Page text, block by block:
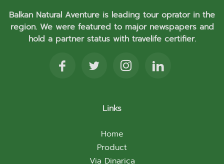
Balkan Natural Aventure is leading tour oprator in the
region. We were featured to major newspapers and
hold a partner status with travelife certifier.
Links
Home
Product
Via Dinarica